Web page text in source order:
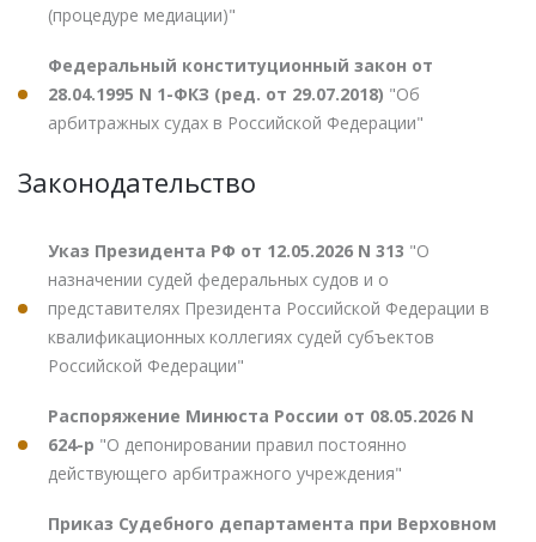
(процедуре медиации)"
Федеральный конституционный закон от
28.04.1995 N 1-ФКЗ (ред. от 29.07.2018) "Об
арбитражных судах в Российской Федерации"
Законодательство
Указ Президента РФ от 12.05.2026 N 313 "О
назначении судей федеральных судов и о
представителях Президента Российской Федерации в
квалификационных коллегиях судей субъектов
Российской Федерации"
Распоряжение Минюста России от 08.05.2026 N
624-р "О депонировании правил постоянно
действующего арбитражного учреждения"
Приказ Судебного департамента при Верховном